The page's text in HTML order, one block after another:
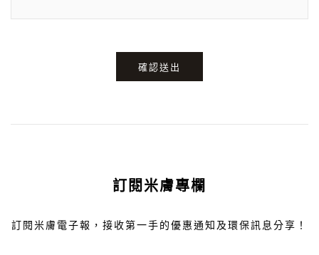
確認送出
訂閱米膚專欄
訂閱米膚電子報，接收第一手的優惠通知及環保訊息分享！